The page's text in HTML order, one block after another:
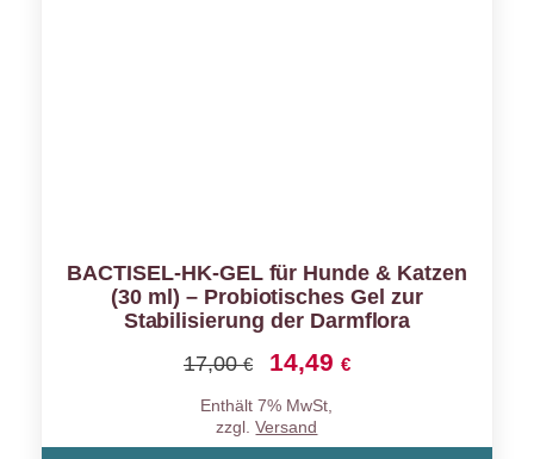
BACTISEL-HK-GEL für Hunde & Katzen
(30 ml) – Probiotisches Gel zur
Stabilisierung der Darmflora
17,00€
Ursprünglicher
war:
17,00 €
14,49 €Aktueller
14,49 €.
Enthält 7% MwSt,
zzgl.Versand